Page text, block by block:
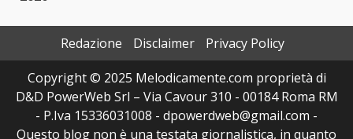
Redazione Disclaimer
Privacy Policy
Copyright © 2025 Melodicamente.com proprietà di
D&D PowerWeb Srl – Via Cavour 310 - 00184 Roma RM
- P.Iva 15336031008 - dpowerdweb@gmail.com -
Questo blog non è una testata giornalistica, in quanto